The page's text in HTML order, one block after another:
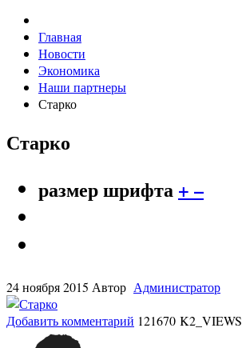
Главная
Новости
Экономика
Наши партнеры
Старко
Старко
размер шрифта + –
24 ноября 2015 Автор Администратор
Добавить комментарий 121670 K2_VIEWS